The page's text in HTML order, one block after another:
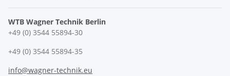
WTB Wagner Technik Berlin
+49 (0) 3544 55894-30
+49 (0) 3544 55894-35
info@wagner-technik.eu